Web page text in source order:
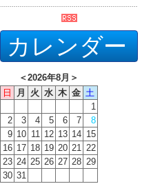
カレンダー
＜2026年8月 ＞
日
月 火 水 木 金 土
1
2
3 4 5 6 7
8
9 10 11 12 13 14 15
16 17 18 19 20 21 22
23 24 25 26 27 28 29
30 31